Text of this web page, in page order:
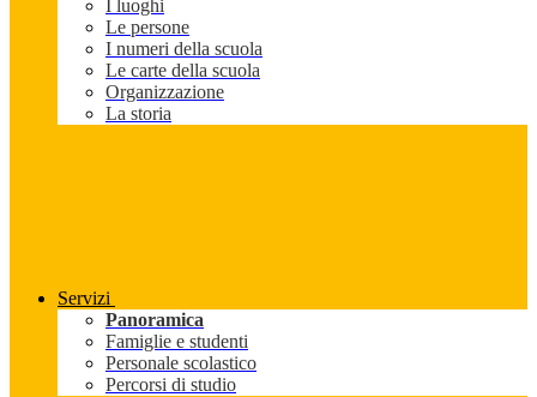
I luoghi
Le persone
I numeri della scuola
Le carte della scuola
Organizzazione
La storia
Servizi
Panoramica
Famiglie e studenti
Personale scolastico
Percorsi di studio